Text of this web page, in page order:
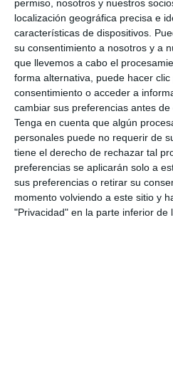
permiso, nosotros y nuestros
localización geográfica precisa e
características de dispositivos.
su consentimiento a nosotros y a
que llevemos a cabo el
forma alternativa, puede hacer
consentimiento o acceder a
cambiar sus preferencias antes
Tenga en cuenta que algún
personales puede no requerir de
tiene el derecho de rechazar tal
preferencias se aplicarán solo a
sus preferencias o retirar su
momento volviendo a este sitio y
"Privacidad" en la parte inferior de
Cartel de la actividad
y Educación. MIJAS
Comparte esta noticia
https://mijascom.com/
CHARLAS MENTES
SANIDAD